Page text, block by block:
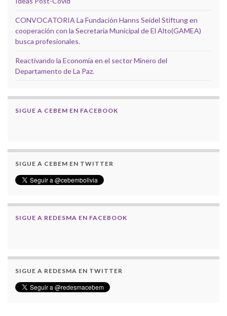
CONVOCATORIA La Fundación Hanns Seidel Stiftung en
cooperación con la Secretaria Municipal de El Alto(GAMEA)
busca profesionales.
Reactivando la Economía en el sector Minero del
Departamento de La Paz.
SIGUE A CEBEM EN FACEBOOK
SIGUE A CEBEM EN TWITTER
SIGUE A REDESMA EN FACEBOOK
SIGUE A REDESMA EN TWITTER